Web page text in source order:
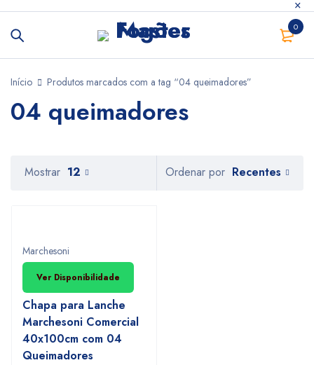
0
Início Produtos marcados com a tag “04 queimadores”
04 queimadores
Ordenar por Recentes
Mostrar 12
Marchesoni
Ver Disponibilidade
Chapa para Lanche
Marchesoni Comercial
40x100cm com 04
Queimadores